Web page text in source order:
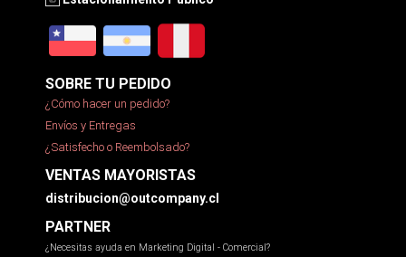
SOBRE TU PEDIDO
¿Cómo hacer un pedido?
Envíos y Entregas
¿Satisfecho o Reembolsado?
VENTAS MAYORISTAS
distribucion@outcompany.cl
PARTNER
¿Necesitas ayuda en Marketing Digital - Comercial?